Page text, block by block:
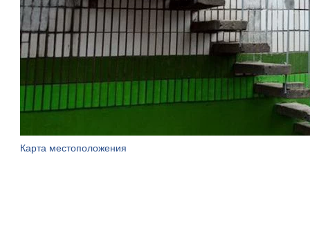
Карта местоположения